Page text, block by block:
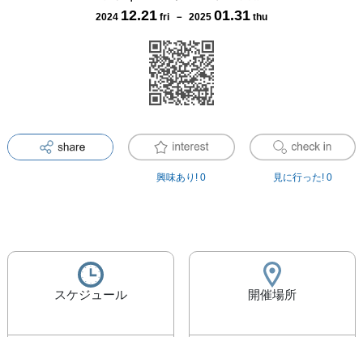
2024 12.21 fri － 2025 01.31 thu
興味あり! 0 見に行った! 0
スケジュール 開催場所